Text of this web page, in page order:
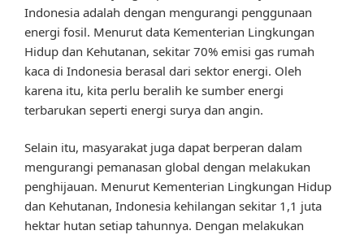
Indonesia adalah dengan mengurangi penggunaan
energi fosil. Menurut data Kementerian Lingkungan
Hidup dan Kehutanan, sekitar 70% emisi gas rumah
kaca di Indonesia berasal dari sektor energi. Oleh
karena itu, kita perlu beralih ke sumber energi
terbarukan seperti energi surya dan angin.
Selain itu, masyarakat juga dapat berperan dalam
mengurangi pemanasan global dengan melakukan
penghijauan. Menurut Kementerian Lingkungan Hidup
dan Kehutanan, Indonesia kehilangan sekitar 1,1 juta
hektar hutan setiap tahunnya. Dengan melakukan